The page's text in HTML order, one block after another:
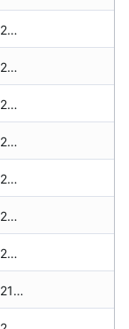
57,255 zł
57,255 zł
57,255 zł
57,255 zł
57,245 zł
57,235 zł
57,235 zł
57,215 zł